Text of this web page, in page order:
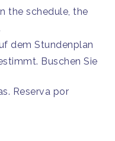
the schedule, the
dem Stundenplan
Buschen Sie
Reserva por